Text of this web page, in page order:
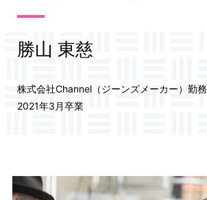
勝山 東慈
株式会社Channel（ジーンズメーカー）勤務
2021年3月卒業